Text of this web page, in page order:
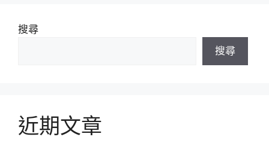
搜尋
搜尋
近期文章